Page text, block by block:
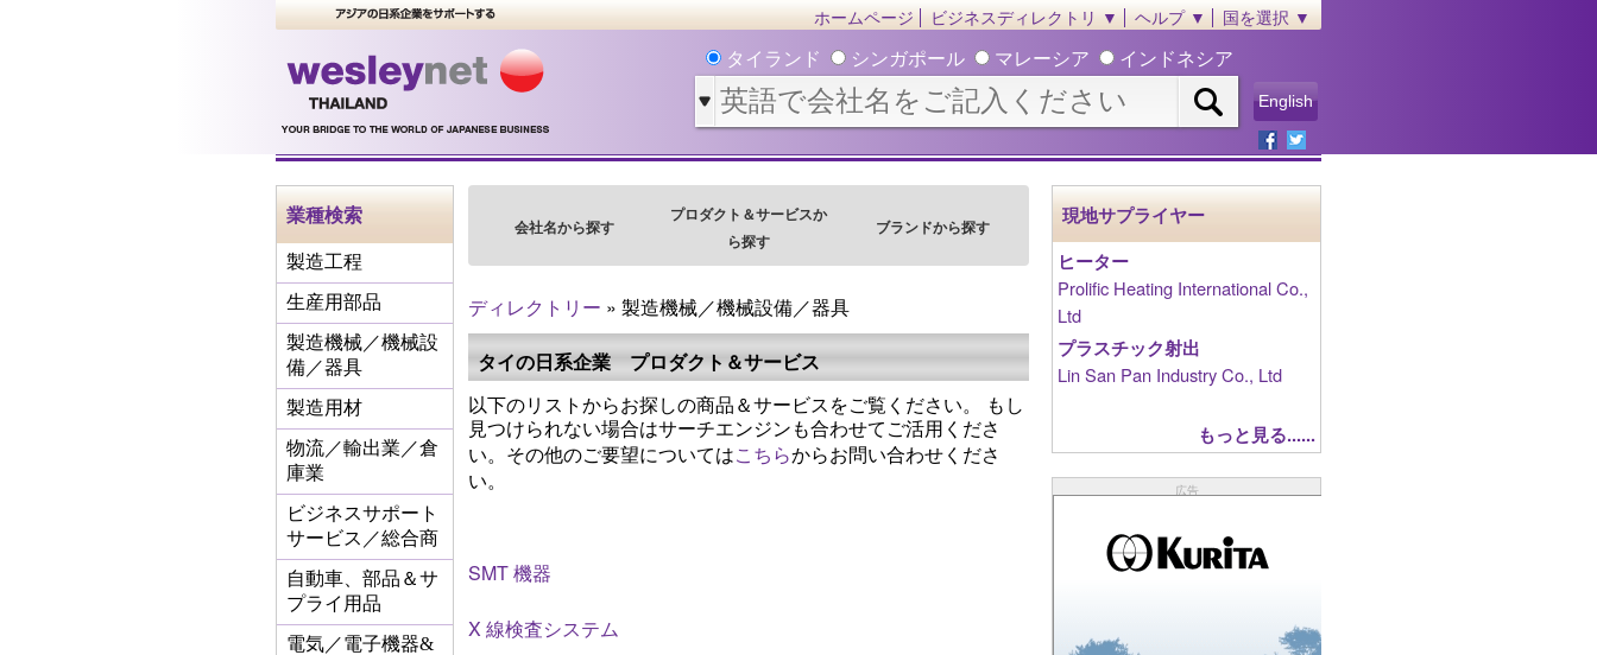
ホームページ ビジネスディレクトリ ▼ ヘルプ ▼ 国を選択 ▼
タイランド シンガポール マレーシア インドネシア
English
業種検索
製造工程
生産用部品
製造機械／機械設
備／器具
製造用材
物流／輸出業／倉
庫業
ビジネスサポート
サービス／総合商
自動車、部品＆サ
プライ用品
電気／電子機器&
会社名から探す
プロダクト＆サービスか
ら探す
ブランドから探す
ディレクトリー » 製造機械／機械設備／器具
タイの日系企業 プロダクト＆サービス
以下のリストからお探しの商品＆サービスをご覧ください。 もし
見つけられない場合はサーチエンジンも合わせてご活用くださ
い。その他のご要望についてはこちらからお問い合わせくださ
い。
SMT 機器
X 線検査システム
現地サプライヤー
ヒーター
Prolific Heating International Co.,
Ltd
プラスチック射出
Lin San Pan Industry Co., Ltd
もっと見る......
広告